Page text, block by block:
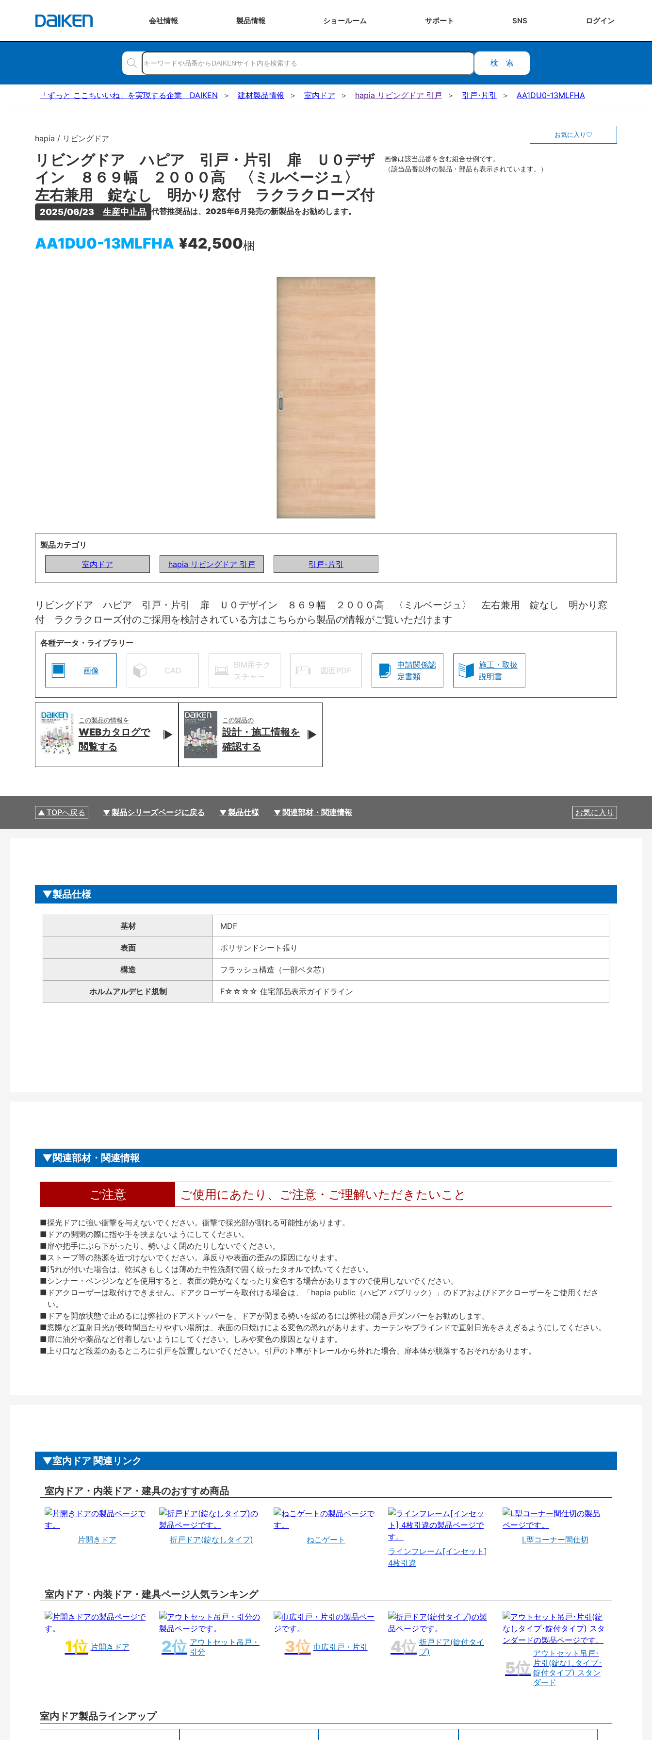
会社情報 製品情報 ショールーム サポート SNS ログイン
検索
「ずっと ここちいいね」を実現する企業 DAIKEN 建材製品情報 室内ドア hapia リビングドア 引戸 引戸･片引 AA1DU0-13MLFHA
hapia / リビングドア
リビングドア ハピア 引戸・片引 扉 Ｕ０デザ
イン ８６９幅 ２０００高 〈ミルベージュ〉
左右兼用 錠なし 明かり窓付 ラクラクローズ付
2025/06/23　生産中止品 代替推奨品は、2025年6月発売の新製品をお勧めします。
AA1DU0-13MLFHA ¥42,500梱
お気に入り
画像は該当品番を含む組合せ例です。
（該当品番以外の製品・部品も表示されています。）
製品カテゴリ
室内ドア
hapia リビングドア 引戸 引戸･片引
リビングドア ハピア 引戸・片引 扉 Ｕ０デザイン ８６９幅 ２０００高 〈ミルベージュ〉 左右兼用 錠なし 明かり窓
付 ラクラクローズ付のご採用を検討されている方はこちらから製品の情報がご覧いただけます
各種データ・ライブラリー
画像 CAD
BIM用テク
スチャー
図面PDF
申請関係認
定書類
施工・取扱
説明書
この製品の情報を
WEBカタログで
閲覧する
この製品の
設計・施工情報を
確認する
TOPへ戻る 製品シリーズページに戻る 製品仕様 関連部材・関連情報 お気に入り
製品仕様
基材 MDF
表面 ポリサンドシート張り
構造 フラッシュ構造（一部ベタ芯）
ホルムアルデヒド規制 F☆☆☆☆ 住宅部品表示ガイドライン
関連部材・関連情報
ご注意 ご使用にあたり、ご注意・ご理解いただきたいこと
■採光ドアに強い衝撃を与えないでください。衝撃で採光部が割れる可能性があります。
■ドアの開閉の際に指や手を挟まないようにしてください。
■扉や把手にぶら下がったり、勢いよく閉めたりしないでください。
■ストーブ等の熱源を近づけないでください。扉反りや表面の歪みの原因になります。
■汚れが付いた場合は、乾拭きもしくは薄めた中性洗剤で固く絞ったタオルで拭いてください。
■シンナー・ベンジンなどを使用すると、表面の艶がなくなったり変色する場合がありますので使用しないでください。
■ドアクローザーは取付けできません。ドアクローザーを取付ける場合は、「hapia public（ハピア パブリック）」のドアおよびドアクローザーをご使用くださ
い。
■ドアを開放状態で止めるには弊社のドアストッパーを、ドアが閉まる勢いを緩めるには弊社の開き戸ダンパーをお勧めします。
■窓際など直射日光が長時間当たりやすい場所は、表面の日焼けによる変色の恐れがあります。カーテンやブラインドで直射日光をさえぎるようにしてください。
■扉に油分や薬品など付着しないようにしてください。しみや変色の原因となります。
■上り口など段差のあるところに引戸を設置しないでください。引戸の下車が下レールから外れた場合、扉本体が脱落するおそれがあります。
室内ドア 関連リンク
室内ドア・内装ドア・建具のおすすめ商品
片開きドア 折戸ドア(錠なしタイプ)
ねこゲート
ラインフレーム[インセット]
4枚引違
L型コーナー間仕切
室内ドア・内装ドア・建具ページ人気ランキング
片開きドア
アウトセット吊戸・
引分
巾広引戸・片引
折戸ドア(錠付タイ
プ)
アウトセット吊戸･
片引(錠なしタイプ･
錠付タイプ) スタン
ダード
室内ドア製品ラインアップ